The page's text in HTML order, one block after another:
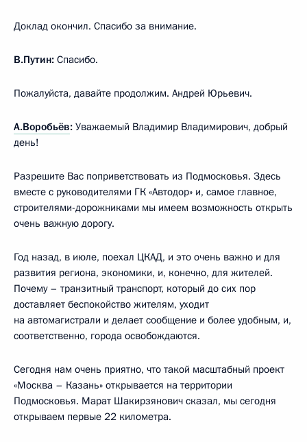
Доклад окончил. Спасибо за внимание.
В.Путин: Спасибо.
Пожалуйста, давайте продолжим. Андрей Юрьевич.
А.Воробьёв: Уважаемый Владимир Владимирович, добрый
день!
Разрешите Вас поприветствовать из Подмосковья. Здесь
вместе с руководителями ГК «Автодор» и, самое главное,
строителями-дорожниками мы имеем возможность открыть
очень важную дорогу.
Год назад, в июле, поехал ЦКАД, и это очень важно и для
развития региона, экономики, и, конечно, для жителей.
Почему – транзитный транспорт, который до сих пор
доставляет беспокойство жителям, уходит
на автомагистрали и делает сообщение и более удобным, и,
соответственно, города освобождаются.
Сегодня нам очень приятно, что такой масштабный проект
«Москва – Казань» открывается на территории
Подмосковья. Марат Шакирзянович сказал, мы сегодня
открываем первые 22 километра.